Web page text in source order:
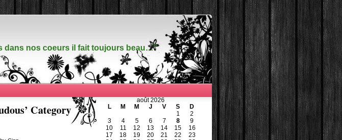
dans nos coeurs il fait toujours beau…"
Category
août 2026
L
M M J V S
D
1
2
3
4 5 6 7 8
9
10
11 12 13 14 15
16
17
18 19 20 21 22
23